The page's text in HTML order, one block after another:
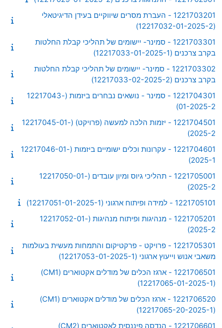
1221703201 - העברת מסרים שיווקיים בעידן הדיגיטאלי
(12217032-01-2025-2)
1221703301 - סמינר- יישומים של תהליכי קבלת החלטות
בקרב צרכנים (12217033-01-2025-1)
1221703302 - סמינר- יישומים של תהליכי קבלת החלטות
בקרב צרכנים (12217033-02-2025-2)
1221704301 - סמינר - נושאים נבחרים ביזמות (12217043-
01-2025-2)
1221704501 - יזמות הלכה למעשה (פרויקט) (12217045-01-
2025-2)
1221704601 - עקרונות וכלים ישומיים ביזמות (12217046-01-
2025-1)
1221705001 - תהליכי גיוס ומיון עובדים (12217050-01-
2025-2)
1221705101 - למידה ופיתוח ארגוני (12217051-01-2025-1)
1221705201 - מנהיגות ופיתוח מנהיגות (12217052-01-
2025-2)
1221705301 - פרויקט - פרקטיקום והתמחות מעשית בעולמות
משאבי אנוש וייעוץ ארגוני (12217053-01-2025-1)
1221706501 - ארגז הכלים של מודלים אקטוארים (CM1)
(12217065-01-2025-1)
1221706520 - ארגז הכלים של מודלים אקטוארים (CM1)
(12217065-20-2025-1)
1221706601 - הנדסה פיננסית לאקטוארים (CM2)